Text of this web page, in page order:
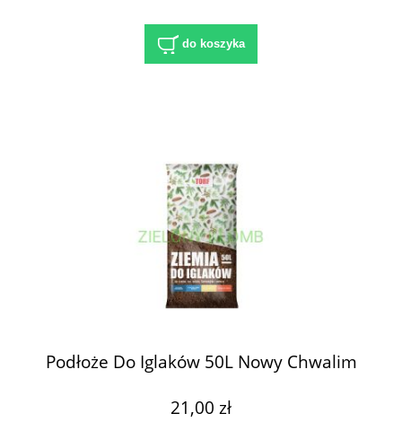
do koszyka
Podłoże Do Iglaków 50L Nowy Chwalim
21,00 zł